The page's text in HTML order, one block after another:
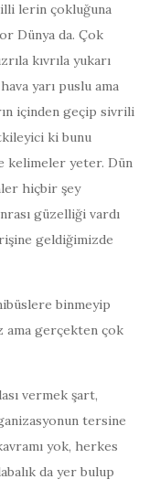
lerin çokluğuna
Dünya da. Çok
kıvrıla yukarı
yarı puslu ama
içinden geçip sivrili
ki bunu
kelimeler yeter. Dün
hiçbir şey
güzelliği vardı
geldiğimizde
binmeyip
ama gerçekten çok
vermek şart,
tersine
yok, herkes
da yer bulup